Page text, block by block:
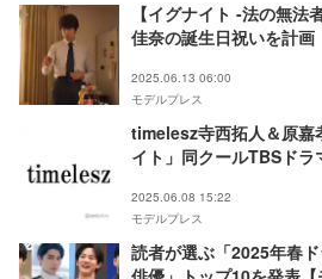
【イグナイト -法の無法
佳奈の誕生日祝いを計画
2025.06.13 06:00
モデルプレス
timelesz寺西拓人＆原嘉
イト」同クールTBSド
2025.06.08 15:22
モデルプレス
読者が選ぶ「2025年春